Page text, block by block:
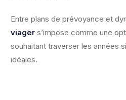
Entre plans de prévoyance et
viager s’impose comme une
souhaitant traverser les années
idéales.